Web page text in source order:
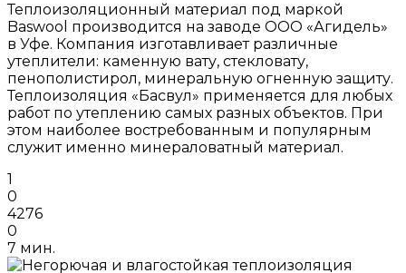
Теплоизоляционный материал под маркой
Baswool производится на заводе ООО «Агидель»
в Уфе. Компания изготавливает различные
утеплители: каменную вату, стекловату,
пенополистирол, минеральную огненную защиту.
Теплоизоляция «Басвул» применяется для любых
работ по утеплению самых разных объектов. При
этом наиболее востребованным и популярным
служит именно минераловатный материал.
1
0
4276
0
7 мин.